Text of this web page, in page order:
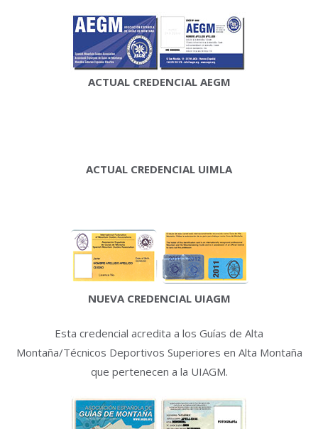
ACTUAL CREDENCIAL AEGM
ACTUAL CREDENCIAL UIMLA
NUEVA CREDENCIAL UIAGM
Esta credencial acredita a los Guías de Alta
Montaña/Técnicos Deportivos Superiores en Alta Montaña
que pertenecen a la UIAGM.